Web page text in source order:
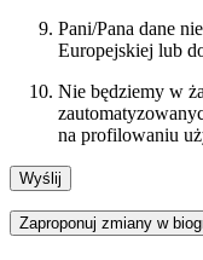
Pani/Pana dane
Europejskiej lub
Nie będziemy w
na profilowaniu
Zaproponuj zmiany w